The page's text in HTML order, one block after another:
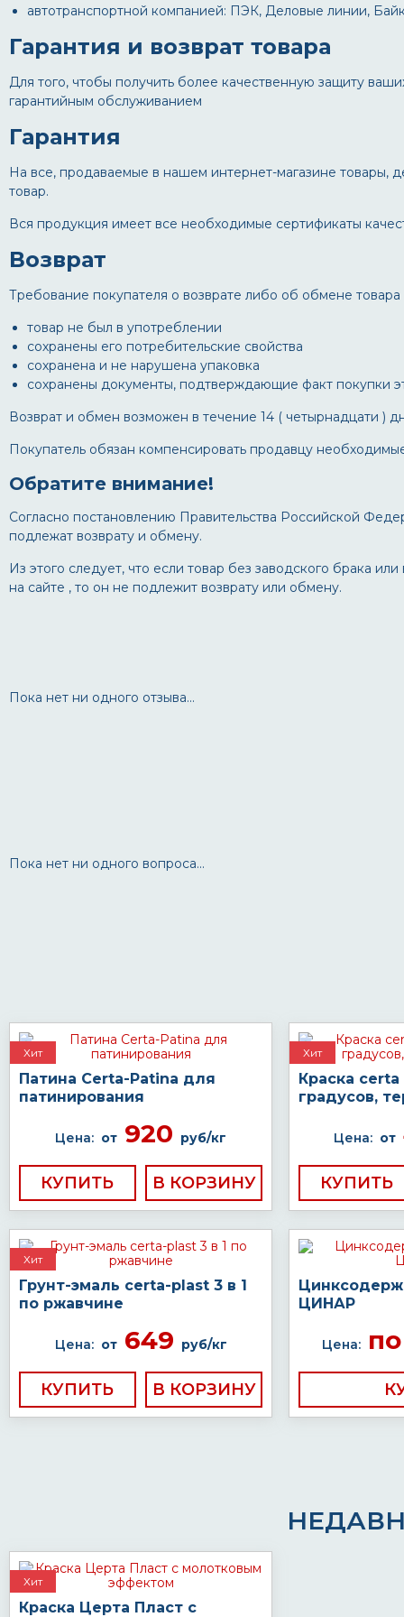
автотранспортной компанией: ПЭК, Деловые линии,
Гарантия и возврат товара
Для того, чтобы получить более качественную защиту
гарантийным обслуживанием
Гарантия
На все, продаваемые в нашем интернет-магазине товары,
товар.
Вся продукция имеет все необходимые сертификаты
Возврат
Требование покупателя о возврате либо об обмене
товар не был в употреблении
сохранены его потребительские свойства
сохранена и не нарушена упаковка
сохранены документы, подтверждающие факт покупки
Возврат и обмен возможен в течение 14 ( четырнадцати )
Покупатель обязан компенсировать продавцу
Обратите внимание!
Согласно постановлению Правительства Российской
подлежат возврату и обмену.
Из этого следует, что если товар без заводского брака
на сайте , то он не подлежит возврату или обмену.
Пока нет ни одного отзыва...
Пока нет ни одного вопроса...
Хит
Патина Certa-Patina для
патинирования
Цена: от 920 руб/кг
КУПИТЬ
Хит
Краска
градусов,
Цена: от
КУПИТЬ
Хит
Грунт-эмаль certa-plast 3 в 1
по ржавчине
Цена: от649 руб/кг
КУПИТЬ
ЦИНАР
Цена:по
Хит
Краска Церта Пласт с